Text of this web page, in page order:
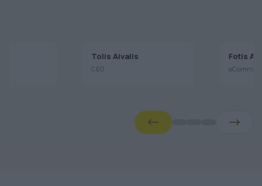
Fotis
Tolis Aivalis